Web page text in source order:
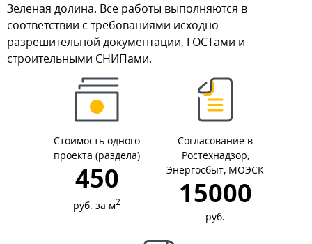
Зеленая долина. Все работы выполняются в
соответствии с требованиями исходно-
разрешительной документации, ГОСТами и
строительными СНИПами.
Стоимость одного
проекта (раздела)
450
руб. за м2
Согласование в
Ростехнадзор,
Энергосбыт, МОЭСК
15000
руб.